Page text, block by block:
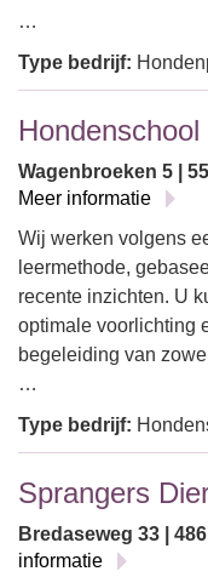
…
Type bedrijf:
Hondenschool
Wagenbroeken 5 |
Meer informatie
Wij werken volgens
leermethode,
recente inzichten. U
optimale voorlichting
begeleiding van
…
Type bedrijf:
Sprangers
Bredaseweg 33 |
informatie